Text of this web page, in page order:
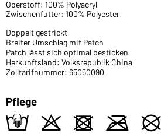
Oberstoff: 100% Polyacryl
Zwischenfutter: 100% Polyester
Doppelt gestrickt
Breiter Umschlag mit Patch
Patch lässt sich optimal besticken
Herkunftsland: Volksrepublik China
Zolltarifnummer: 65050090
Pflege
t o d m U